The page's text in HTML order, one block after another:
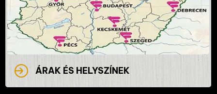
ÁRAK ÉS HELYSZÍNEK